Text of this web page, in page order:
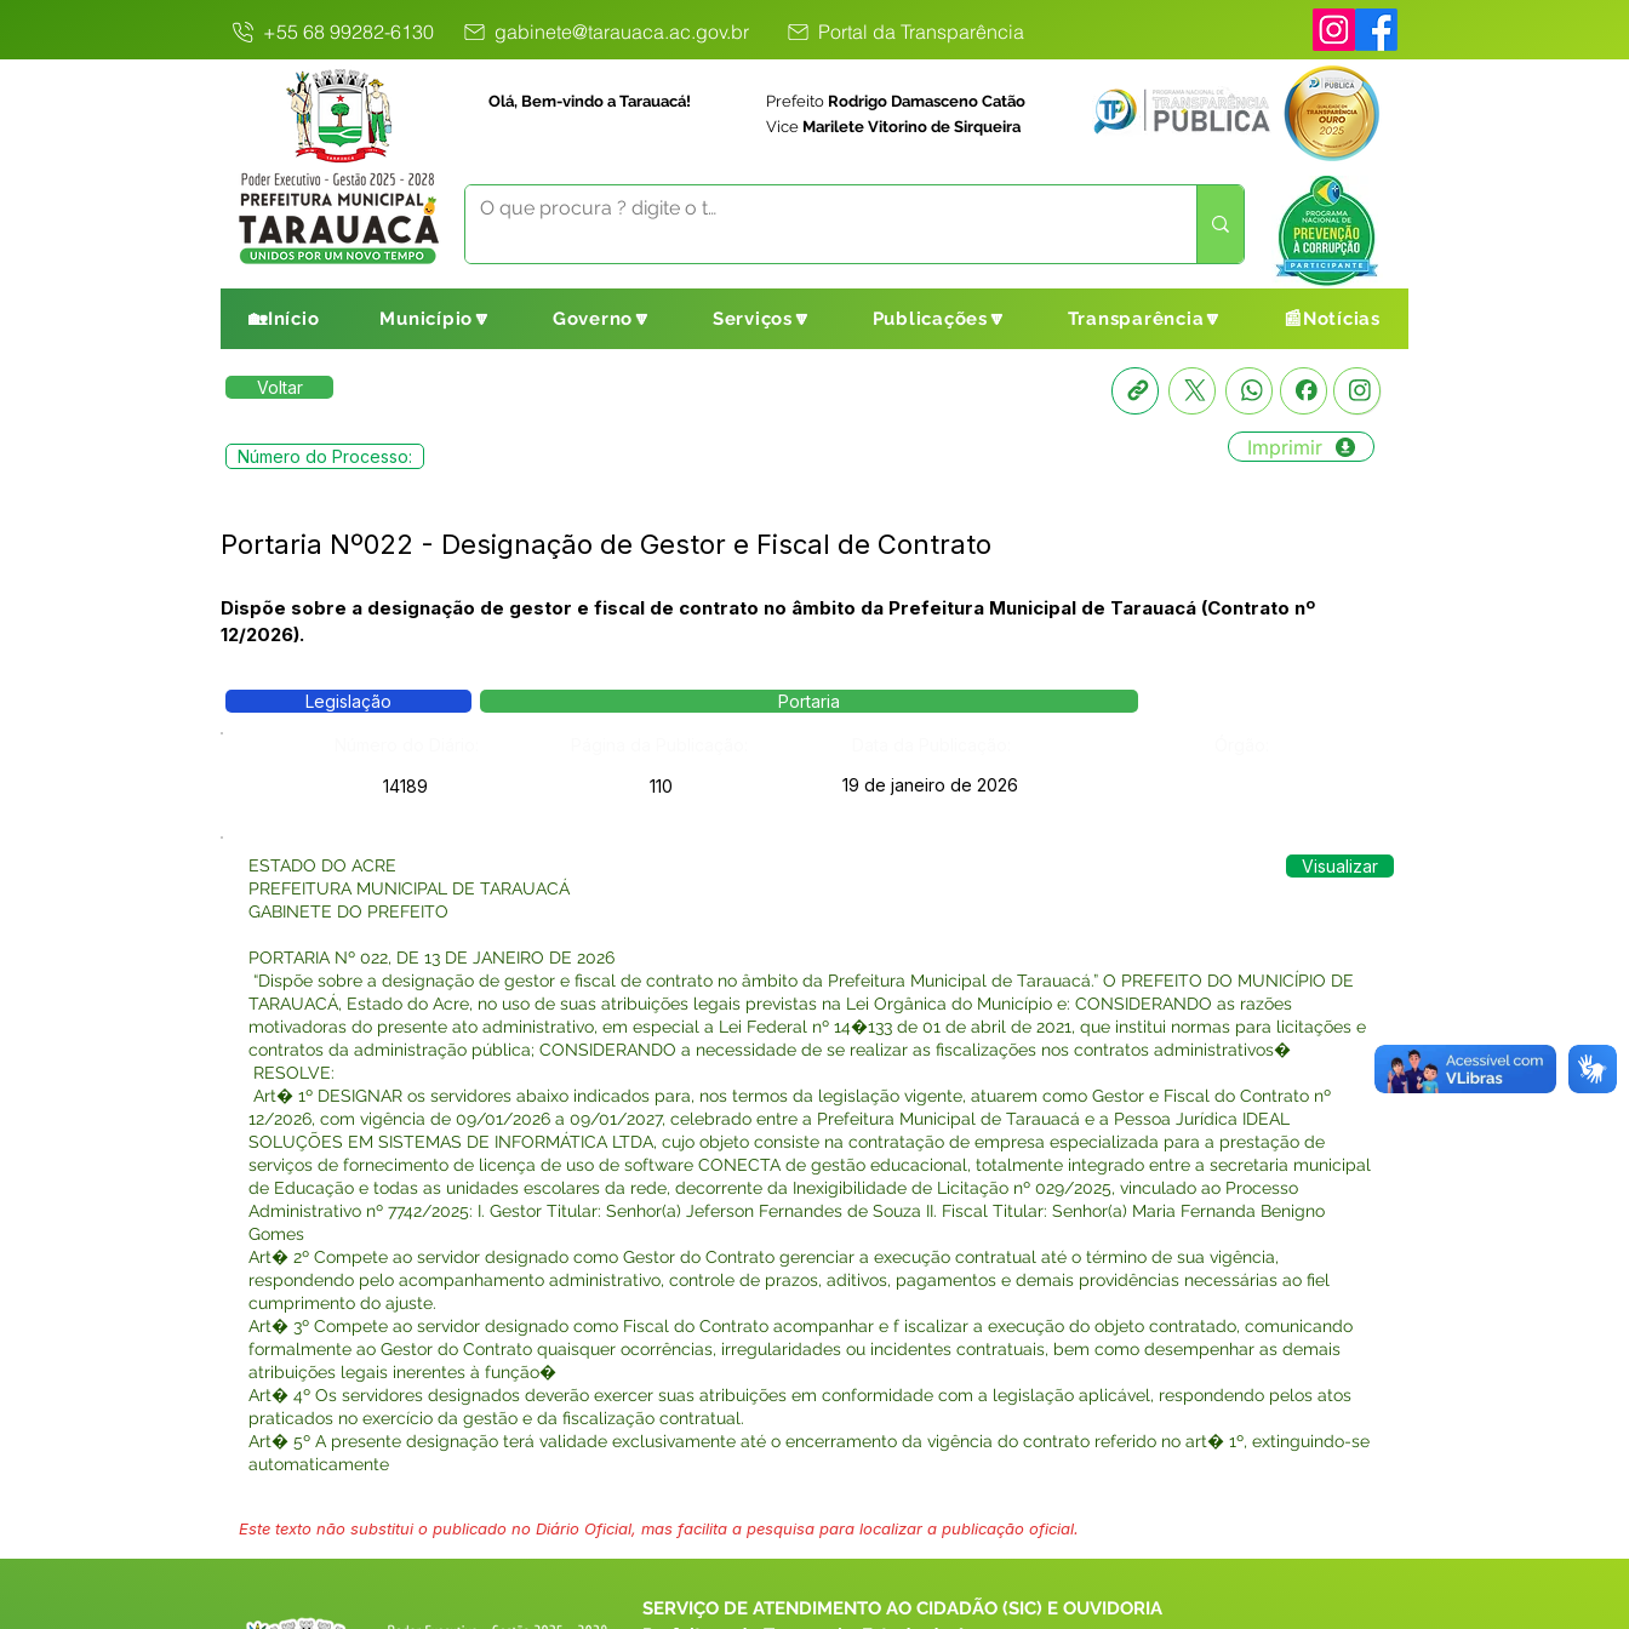
+55 68 99282-6130 gabinete@tarauaca.ac.gov.br Portal da Transparência
Olá, Bem-vindo a Tarauacá! Prefeito Rodrigo Damasceno Catão
Vice Marilete Vitorino de Sirqueira
🏡Início Município🔽 Governo🔽 Serviços🔽 Publicações🔽 Transparência🔽 📰Notícias
Voltar
Número do Processo: Imprimir
Portaria Nº022 - Designação de Gestor e Fiscal de Contrato
Dispõe sobre a designação de gestor e fiscal de contrato no âmbito da Prefeitura Municipal de Tarauacá (Contrato nº
12/2026).
Legislação Portaria
14189
110 19 de janeiro de 2026
ESTADO DO ACRE
PREFEITURA MUNICIPAL DE TARAUACÁ
GABINETE DO PREFEITO
PORTARIA Nº 022, DE 13 DE JANEIRO DE 2026
“Dispõe sobre a designação de gestor e fiscal de contrato no âmbito da Prefeitura Municipal de Tarauacá.” O PREFEITO DO MUNICÍPIO DE
TARAUACÁ, Estado do Acre, no uso de suas atribuições legais previstas na Lei Orgânica do Município e: CONSIDERANDO as razões
motivadoras do presente ato administrativo, em especial a Lei Federal nº 14�133 de 01 de abril de 2021, que institui normas para licitações e
contratos da administração pública; CONSIDERANDO a necessidade de se realizar as fiscalizações nos contratos administrativos�
RESOLVE:
Art� 1º DESIGNAR os servidores abaixo indicados para, nos termos da legislação vigente, atuarem como Gestor e Fiscal do Contrato nº
12/2026, com vigência de 09/01/2026 a 09/01/2027, celebrado entre a Prefeitura Municipal de Tarauacá e a Pessoa Jurídica IDEAL
SOLUÇÕES EM SISTEMAS DE INFORMÁTICA LTDA, cujo objeto consiste na contratação de empresa especializada para a prestação de
serviços de fornecimento de licença de uso de software CONECTA de gestão educacional, totalmente integrado entre a secretaria municipal
de Educação e todas as unidades escolares da rede, decorrente da Inexigibilidade de Licitação nº 029/2025, vinculado ao Processo
Administrativo nº 7742/2025: I. Gestor Titular: Senhor(a) Jeferson Fernandes de Souza II. Fiscal Titular: Senhor(a) Maria Fernanda Benigno
Gomes
Art� 2º Compete ao servidor designado como Gestor do Contrato gerenciar a execução contratual até o término de sua vigência,
respondendo pelo acompanhamento administrativo, controle de prazos, aditivos, pagamentos e demais providências necessárias ao fiel
cumprimento do ajuste.
Art� 3º Compete ao servidor designado como Fiscal do Contrato acompanhar e f iscalizar a execução do objeto contratado, comunicando
formalmente ao Gestor do Contrato quaisquer ocorrências, irregularidades ou incidentes contratuais, bem como desempenhar as demais
atribuições legais inerentes à função�
Art� 4º Os servidores designados deverão exercer suas atribuições em conformidade com a legislação aplicável, respondendo pelos atos
praticados no exercício da gestão e da fiscalização contratual.
Art� 5º A presente designação terá validade exclusivamente até o encerramento da vigência do contrato referido no art� 1º, extinguindo-se
automaticamente
Visualizar
Este texto não substitui o publicado no Diário Oficial, mas facilita a pesquisa para localizar a publicação oficial.
SERVIÇO DE ATENDIMENTO AO CIDADÃO (SIC) E OUVIDORIA